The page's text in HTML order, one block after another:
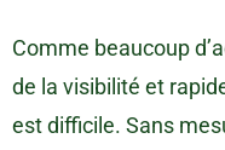
Comme beaucoup
de la visibilité et
est difficile. Sans